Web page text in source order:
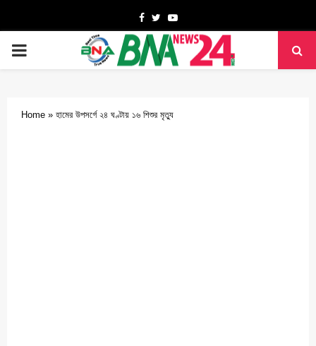
Facebook
TwitterYoutube
PRIMARY
Home » হামের উপসর্গে ২৪ ঘণ্টায় ১৬ শিশুর মৃত্যু